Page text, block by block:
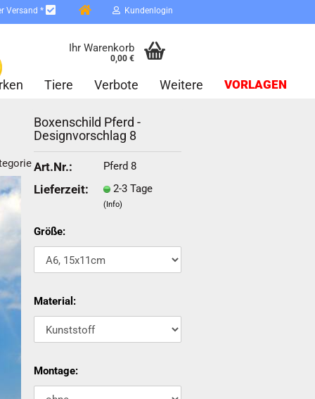
Versand * Kundenlogin
vergessen?
Schnelle Anmeldung mit
Ihr Warenkorb
0,00 €
Tiere Verbote VORLAGEN
Weitere
Boxenschild Pferd -
Designvorschlag 8
Art.Nr.: Pferd 8
Lieferzeit: 2-3 Tage
(Info)
Größe:
Material:
Montage: